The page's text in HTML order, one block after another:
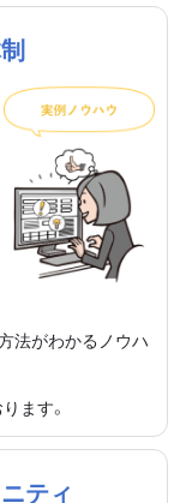
法がわかるノウハ
ます。
ティ